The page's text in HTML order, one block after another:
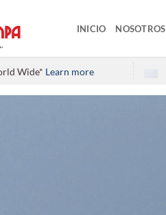
INICIO NOSOTROS
Wide* Learn more